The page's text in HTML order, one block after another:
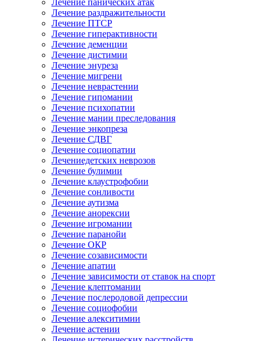
Лечение панических атак
Лечение раздражительности
Лечение ПТСР
Лечение гиперактивности
Лечение деменции
Лечение дистимии
Лечение энуреза
Лечение мигрени
Лечение неврастении
Лечение гипомании
Лечение психопатии
Лечение мании преследования
Лечение энкопреза
Лечение СДВГ
Лечение социопатии
Лечениедетских неврозов
Лечение булимии
Лечение клаустрофобии
Лечение сонливости
Лечение аутизма
Лечение анорексии
Лечение игромании
Лечение паранойи
Лечение ОКР
Лечение созависимости
Лечение апатии
Лечение зависимости от ставок на спорт
Лечение клептомании
Лечение послеродовой депрессии
Лечение социофобии
Лечение алекситимии
Лечение астении